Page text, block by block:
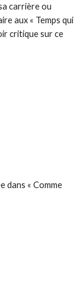
carrière ou
aux « Temps qui
critique sur ce
dans « Comme